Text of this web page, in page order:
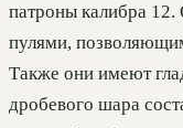
патроны калибра
пулями,
Также они имеют
дробевого шара